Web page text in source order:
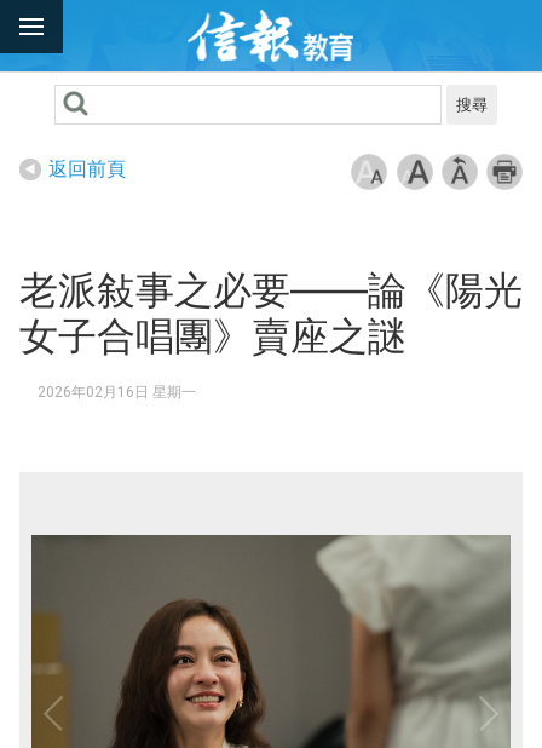
搜尋
返回前頁
老派敍事之必要——論《陽光
女子合唱團》賣座之謎
2026年02月16日 星期一